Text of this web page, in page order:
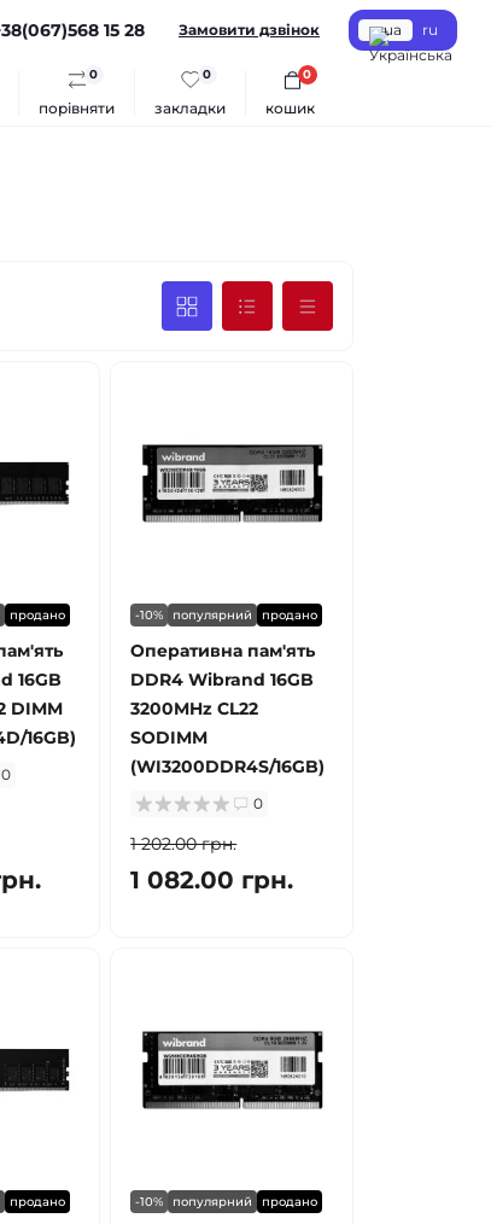
15 28 Замовити дзвінок ua ru
порівняти
0
закладки
0
кошик
0
продано
16GB
DIMM
16GB)
0
-10% популярний продано
Оперативна пам'ять
DDR4 Wibrand 16GB
3200MHz CL22
SODIMM
(WI3200DDR4S/16GB)
0
1 202.00 грн.
1 082.00 грн.
продано -10% популярний продано